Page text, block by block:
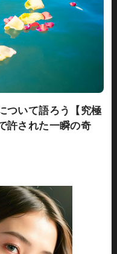
ついて語ろう【究極
許された一瞬の奇